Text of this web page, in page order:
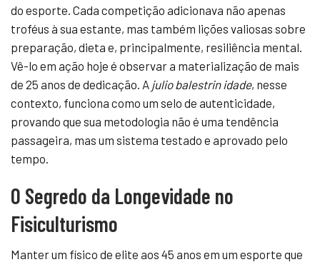
do esporte. Cada competição adicionava não apenas
troféus à sua estante, mas também lições valiosas sobre
preparação, dieta e, principalmente, resiliência mental.
Vê-lo em ação hoje é observar a materialização de mais
de 25 anos de dedicação. A julio balestrin idade, nesse
contexto, funciona como um selo de autenticidade,
provando que sua metodologia não é uma tendência
passageira, mas um sistema testado e aprovado pelo
tempo.
O Segredo da Longevidade no
Fisiculturismo
Manter um físico de elite aos 45 anos em um esporte que